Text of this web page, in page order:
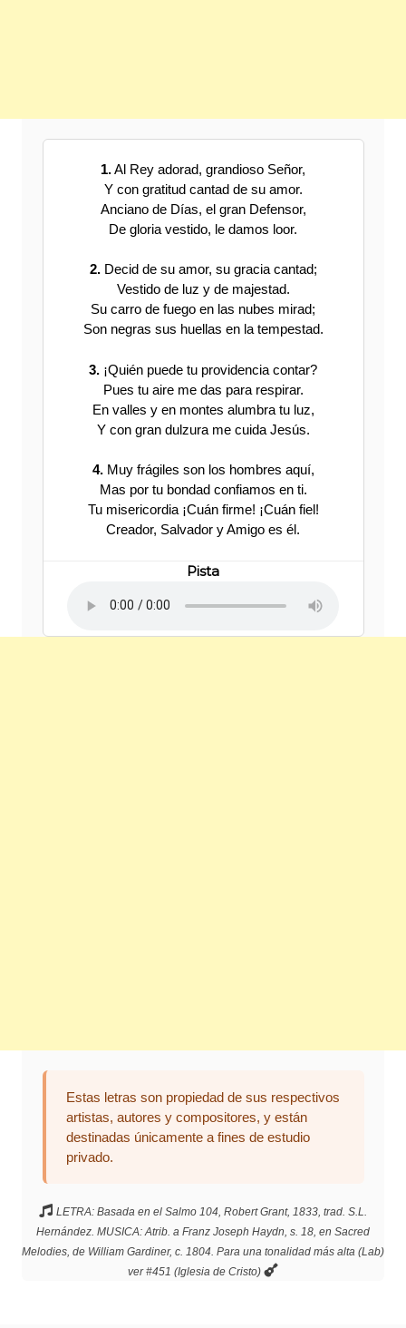
1.Al Rey adorad, grandioso Señor,
Y con gratitud cantad de su amor.
Anciano de Días, el gran Defensor,
De gloria vestido, le damos loor.
2.Decid de su amor, su gracia cantad;
Vestido de luz y de majestad.
Su carro de fuego en las nubes mirad;
Son negras sus huellas en la tempestad.
3. ¡Quién puede tu providencia contar?
Pues tu aire me das para respirar.
En valles y en montes alumbra tu luz,
Y con gran dulzura me cuida Jesús.
4.Muy frágiles son los hombres aquí,
Mas por tu bondad confiamos en ti.
Tu misericordia ¡Cuán firme! ¡Cuán fiel!
Creador, Salvador y Amigo es él.
Pista
Estas letras son propiedad de sus respectivos
artistas, autores y compositores, y están
destinadas únicamente a fines de estudio
privado.
LETRA: Basada en el Salmo 104, Robert Grant, 1833, trad. S.L.
Hernández. MUSICA: Atrib. a Franz Joseph Haydn, s. 18, en Sacred
Melodies, de William Gardiner, c. 1804. Para una tonalidad más alta (Lab)
ver #451 (Iglesia de Cristo)